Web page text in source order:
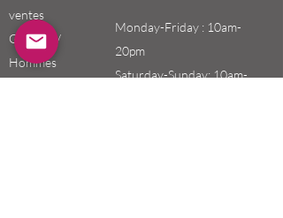
ventes
Garçons /
Hommes
Monday-Friday : 10am-
20pm
Saturday-Sunday: 10am-